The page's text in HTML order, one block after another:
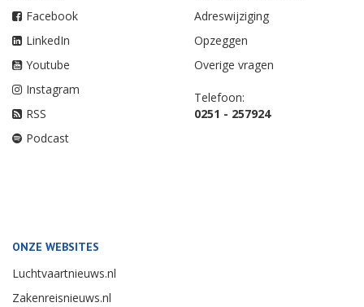
Facebook
LinkedIn
Youtube
Instagram
RSS
Podcast
Adreswijziging
Opzeggen
Overige vragen
Telefoon:
0251 - 257924
ONZE WEBSITES
Luchtvaartnieuws.nl
Zakenreisnieuws.nl